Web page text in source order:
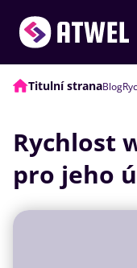
Titulní stranaBlog
Rychlost
pro jeho